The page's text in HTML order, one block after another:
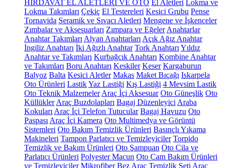
HIRDAVAT EL ALETLERİ VE OTO El Aletleri Lokma ve
Lokma Takımları Çekiç El Testereleri Kesici Grubu Pense
Tornavida Seramik ve Sıvacı Aletleri Mengene ve İşkenceler
Zımbalar ve Aksesuarları Zımpara ve Eğeler Anahtarlar
Anahtar Takımları Alyan Anahtarları Açık Ağız Anahtar
İngiliz Anahtarı İki Ağızlı Anahtar Tork Anahtarı Yıldız
Anahtar ve Takımları Kurbağcık Anahtarı Kombine Anahtar
ve Takımları Boru Anahtarı Keskiler Keser Kargaburun
Balyoz Balta Kesici Aletler Makas Maket Bıçağı Iskarpela
Oto Ürünleri LastikYaz Lastiği Kış Lastiği 4 Mevsim Lastik
Oto Teknik Malzemeler Araç İçi Aksesuar Oto Güneşlik Oto
Küllükler Araç Buzdolapları Bagaj Düzenleyici Araba
Kokuları Araç İçi Telefon Tutucular Bagaj Havuzu Oto
Paspası Araç İçi Kamera Oto Multimedya ve Görüntü
Sistemleri Oto Bakım Temizlik Ürünleri Basınçlı Yıkama
Makineleri Tampon Parlatıcı ve Temizleyiciler Torpido
Temizlik ve Bakım Ürünleri Oto Şampuan Oto Cila ve
Parlatıcı Ürünleri Polyester Macun Oto Cam Bakım Ürünleri
ve Temizleyiciler Mikrofiber Bez Araç Temizlik Seti Araç